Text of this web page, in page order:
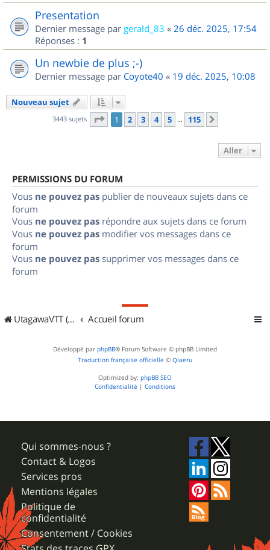
Presentation
Dernier message par gerald_83 « 26 déc. 2025, 17:54
Réponses : 1
Un newbie de plus ;-)
Dernier message par Coyote40 « 19 déc. 2025, 10:08
Nouveau sujet
3443 sujets Page 1sur 115
1 2 3 4 5 … 115
Aller
PERMISSIONS DU FORUM
Vous ne pouvez pas publier de nouveaux sujets dans ce
forum
Vous ne pouvez pas répondre aux sujets dans ce forum
Vous ne pouvez pas modifier vos messages dans ce
forum
Vous ne pouvez pas supprimer vos messages dans ce
forum
UtagawaVTT (Randos VTT et VTTAE avec traces GPS) Accueil forum
Développé par phpBB® Forum Software © phpBB Limited
Traduction française officielle © Qiaeru
Optimized by: phpBB SEO
Confidentialité | Conditions
Qui sommes-nous ?
Contact & Logos
Services pros
Mentions légales
Politique de
confidentialité
Consentement / Cookies